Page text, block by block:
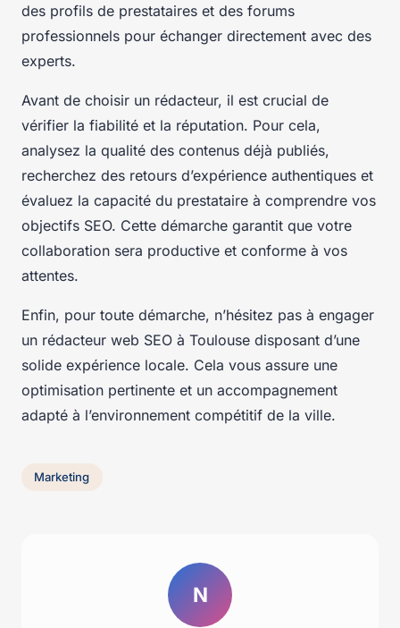
des profils de prestataires et des forums
professionnels pour échanger directement avec des
experts.
Avant de choisir un rédacteur, il est crucial de
vérifier la fiabilité et la réputation. Pour cela,
analysez la qualité des contenus déjà publiés,
recherchez des retours d’expérience authentiques et
évaluez la capacité du prestataire à comprendre vos
objectifs SEO. Cette démarche garantit que votre
collaboration sera productive et conforme à vos
attentes.
Enfin, pour toute démarche, n’hésitez pas à engager
un rédacteur web SEO à Toulouse disposant d’une
solide expérience locale. Cela vous assure une
optimisation pertinente et un accompagnement
adapté à l’environnement compétitif de la ville.
Marketing
N